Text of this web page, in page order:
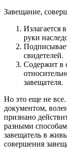
Завещание,
Излагается
руки
свидетелей.
Содержит в
завещателя.
Но это еще не
документом,
признано
разными
завещатель в
совершения